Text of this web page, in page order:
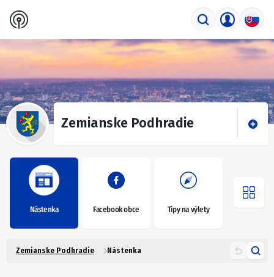
Zemianske Podhradie
Nástenka Facebook obce Tipy na výlety
Zemianske Podhradie Nástenka